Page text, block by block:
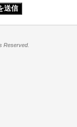
Reserved.